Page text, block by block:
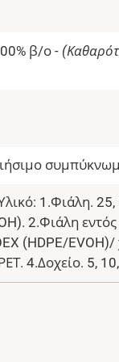
β/ο -
1.Φιάλη.
2.Φιάλη
(HDPE/EVOH)/
4.Δοχείο. 5,